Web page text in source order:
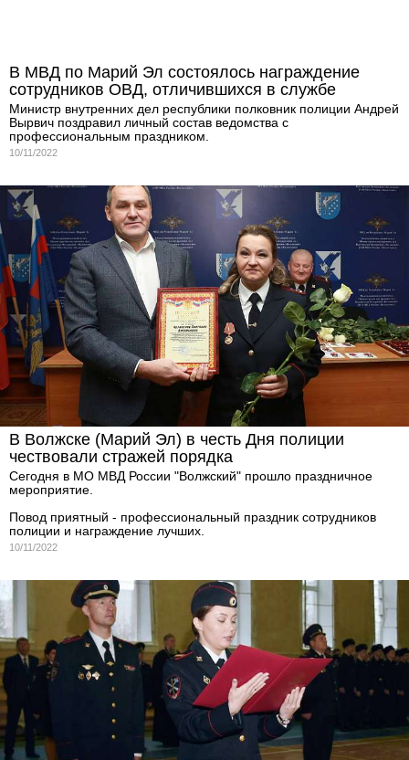
В МВД по Марий Эл состоялось награждение
сотрудников ОВД, отличившихся в службе
Министр внутренних дел республики полковник полиции Андрей
Вырвич поздравил личный состав ведомства с
профессиональным праздником.
10/11/2022
В Волжске (Марий Эл) в честь Дня полиции
чествовали стражей порядка
Сегодня в МО МВД России "Волжский" прошло праздничное
мероприятие.
Повод приятный - профессиональный праздник сотрудников
полиции и награждение лучших.
10/11/2022